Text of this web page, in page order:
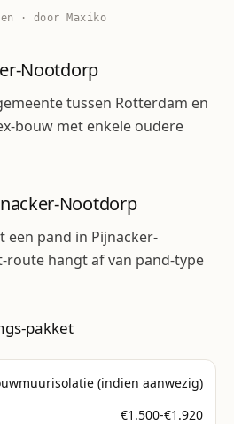
· door Maxiko
Nootdorp
tussen Rotterdam en
bouw met enkele oudere
Nootdorp
pand in Pijnacker-
route hangt af van pand-type
pakket
(indien aanwezig)
€1.500-€1.920